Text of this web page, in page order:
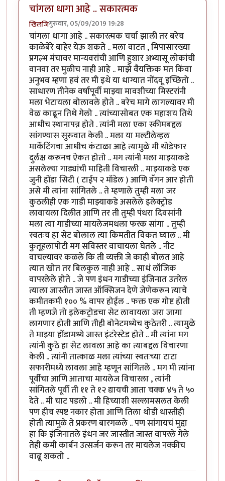
चांगला धागा आहे .. सकारत्मक
खिलजिगुरुवार, 05/09/2019 19:28
चांगला धागा आहे .. सकारत्मक चर्चा झाली तर बरेच
काळेबेरे बाहेर येऊ शकते .. मला वाटत , मिपासारख्या
प्रगल्भ मंचावर मान्यवरांची आणि हुशार अभ्यासू लोकांची
वानवा तर मुळीच नाही आहे .. माझे वैयक्तिक मत किंवा
अनुभव म्हणा हवं तर मी इथे या धाग्यात नोंदवू इच्छितो ..
साधारण तीनेक वर्षांपूर्वी माझ्या मावशीच्या मिस्टरांनी
मला भेटायला बोलावले होते .. बरेच मागे लागल्यावर मी
वेळ काढून तिथे गेलो .. त्यांच्यासोबत एक महाशय तिथे
आधीच स्थानापन्न होते . त्यांनी मला एका स्कीमबद्दल
सांगण्यास सुरुवात केली .. मला या मल्टीलेव्हल
मार्केटिंगचा आधीच कंटाळा आहे त्यामुळे मी थोडेफार
दुर्लक्ष करूनच ऐकत होतो .. मग त्यांनी मला माझ्याकडे
असलेल्या गाड्यांची माहिती विचारली .. माझ्याकडे एक
जुनी होंडा सिटी ( टाईप २ मॉडेल ) आणि वॅगन आर होती
असे मी त्यांना सांगितले .. ते म्हणाले तुम्ही मला जर
कुठलीही एक गाडी माझ्याकडे असलेले इलेक्ट्रोड
लावायला दिलीत आणि तर ती तुम्ही पंधरा दिवसांनी
मला त्या गाडीच्या मायलेजमधला फरक सांगा .. तुम्ही
स्वतःच हा सेट बोलाल त्या किमतीत विकत घ्याल .. मी
कुतूहलापोटी मग सविस्तर वाचायला घेतले .. नीट
वाचल्यावर कळले कि ती व्यक्ती जे काही बोलत आहे
त्यात खोत तर बिलकुल नाही आहे .. साधं लॉजिक
वापरलेले होते .. जे पण इंधन गाडीच्या इंजिनात उतरेल
त्याला जास्तीत जास्त ऑक्सिजन देणे जेणेकरून त्याचे
कमीतकमी १०० % वापर होईल .. फक्त एक गोष्ट होती
ती म्हणजे तो इलेकट्रोडचा सेट लावायला जरा जागा
लागणार होती आणि तीही बोनेटमध्येच कुठेतरी .. त्यामुळे
ते माझ्या होंडामध्ये जास्त इंटरेस्टेड होते .. मी त्यांना मग
त्यांनी कुठे हा सेट लावला आहे का त्याबद्दल विचारणा
केली .. त्यांनी तात्काळ मला त्यांच्या स्वतःच्या टाटा
सफारीमध्ये लावला आहे म्हणून सांगितले .. मग मी त्यांना
पूर्वीचा आणि आताचा मायलेज विचारला , त्यांनी
सांगितले पूर्वी ती ११ ते १२ द्यायची आता चक्क ४५ ते ५०
देते .. मी चाट पडलो .. मी हिच्याशी सल्लामसलत केली
पण हीच स्पष्ट नकार होता आणि तिला थोडी धास्तीही
होती त्यामुळे ते प्रकरण बारगळले .. पण सांगायचं मुद्दा
हा कि इंजिनातले इंधन जर जास्तीत जास्त वापरले गेले
तेही कमी कार्बन उत्सर्जन करून तर मायलेज नक्कीच
वाढू शकतो ..